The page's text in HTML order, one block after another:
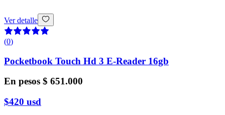
Ver detalle
(0)
Pocketbook Touch Hd 3 E-Reader 16gb
En pesos $ 651.000
$420 usd